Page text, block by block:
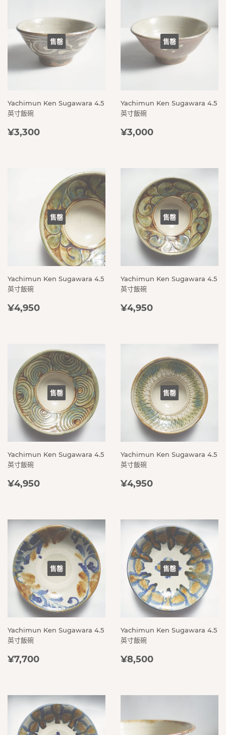
售罄
Yachimun Ken Sugawara 4.5
英寸飯碗
定
¥3,300
售罄
Yachimun Ken Sugawara 4.5
英寸飯碗
定
¥3,000
售罄
Yachimun Ken Sugawara 4.5
英寸飯碗
定
¥4,950
售罄
Yachimun Ken Sugawara 4.5
英寸飯碗
定
¥4,950
售罄
Yachimun Ken Sugawara 4.5
英寸飯碗
定
¥4,950
售罄
Yachimun Ken Sugawara 4.5
英寸飯碗
定
¥4,950
售罄
Yachimun Ken Sugawara 4.5
英寸飯碗
定
¥7,700
售罄
Yachimun Ken Sugawara 4.5
英寸飯碗
定
¥8,500